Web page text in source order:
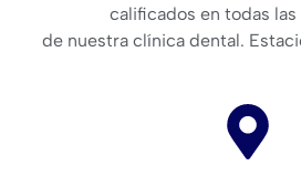
calificados en todas las
de nuestra clínica dental.